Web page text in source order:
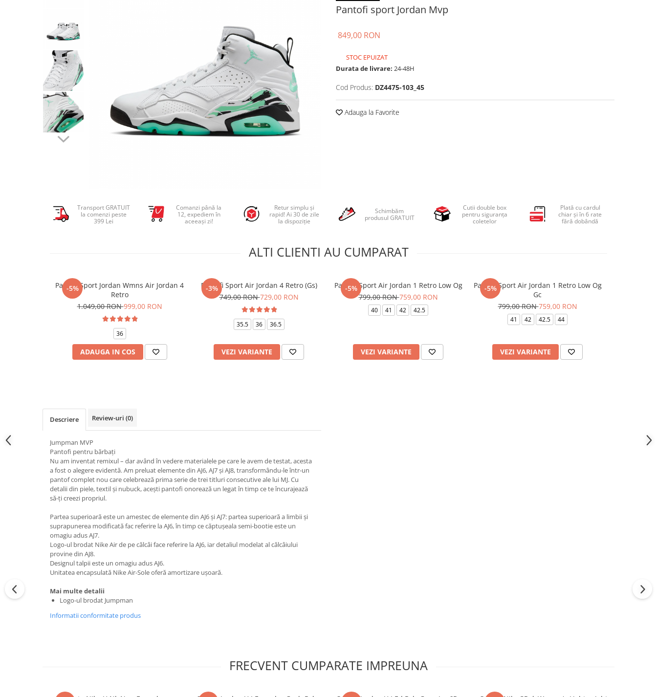
Pantaloni scurti Copii
Ingrijire incaltaminte
Pantofi sport Jordan Mvp
849,00 RON
STOC EPUIZAT
Durata de livrare: 24-48H
Cod Produs: DZ4475-103_45
Adauga la Favorite
Transport GRATUIT
la comenzi peste
399 Lei
Comanzi până la
12, expediem în
aceeași zi!
Retur simplu și
rapid! Ai 30 de zile
la dispoziție
Schimbăm
produsul GRATUIT
Cutii double box
pentru siguranța
coletelor
Plată cu cardul
chiar și în 6 rate
fără dobândă
ALTI CLIENTI AU CUMPARAT
-5%
Pantofi Sport Jordan Wmns Air Jordan 4
Retro
1.049,00 RON999,00 RON
36
ADAUGA IN COS
-3%
Pantofi Sport Air Jordan 4 Retro (Gs)
749,00 RON729,00 RON
35.5 36 36.5
VEZI VARIANTE
-5%
Pantofi Sport Air Jordan 1 Retro Low Og
799,00 RON759,00 RON
40 41 42 42.5
VEZI VARIANTE
-5%
Pantofi Sport Air Jordan 1 Retro Low Og
Gc
799,00 RON759,00 RON
41 42 42.5 44
VEZI VARIANTE
Descriere Review-uri (0)
Jumpman MVP
Pantofi pentru bărbați
Nu am inventat remixul – dar având în vedere materialele pe care le avem de testat, acesta
a fost o alegere evidentă. Am preluat elemente din AJ6, AJ7 și AJ8, transformându-le într-un
pantof complet nou care celebrează prima serie de trei titluri consecutive ale lui MJ. Cu
detalii din piele, textil și nubuck, acești pantofi onorează un legat în timp ce te încurajează
să-ți creezi propriul.
Partea superioară este un amestec de elemente din AJ6 și AJ7: partea superioară a limbii și
suprapunerea modificată fac referire la AJ6, în timp ce căptușeala semi-bootie este un
omagiu adus AJ7.
Logo-ul brodat Nike Air de pe călcâi face referire la AJ6, iar detaliul modelat al călcâiului
provine din AJ8.
Designul talpii este un omagiu adus AJ6.
Unitatea encapsulată Nike Air-Sole oferă amortizare ușoară.
Mai multe detalii
Logo-ul brodat Jumpman
Informatii conformitate produs
FRECVENT CUMPARATE IMPREUNA